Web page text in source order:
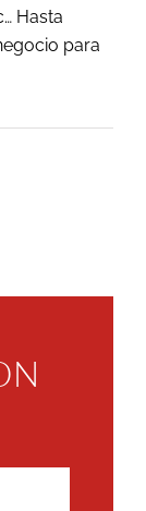
Hasta
para